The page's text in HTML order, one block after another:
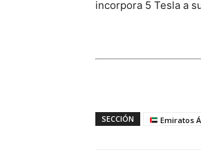
SECCIÓN Emiratos